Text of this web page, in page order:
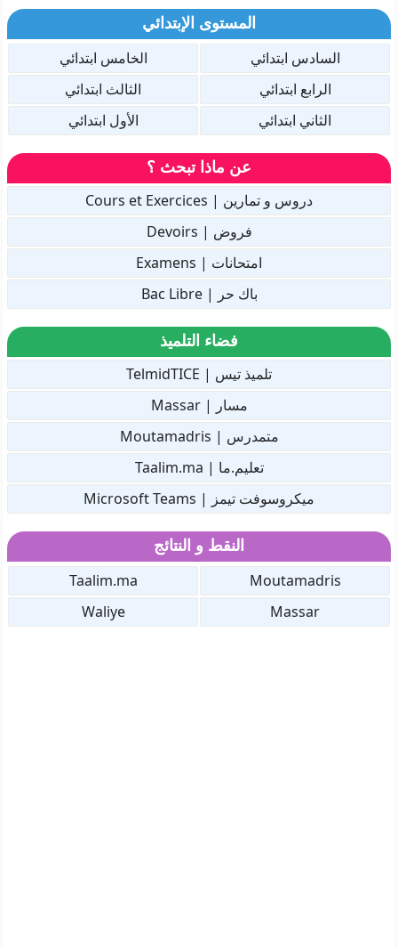
المستوى الإبتدائي
السادس ابتدائي
الخامس ابتدائي
الرابع ابتدائي
الثالث ابتدائي
الثاني ابتدائي
الأول ابتدائي
عن ماذا تبحث ؟
دروس و تمارين | Cours et Exercices
فروض | Devoirs
امتحانات | Examens
باك حر | Bac Libre
فضاء التلميذ
تلميذ تيس | TelmidTICE
مسار | Massar
متمدرس | Moutamadris
تعليم.ما | Taalim.ma
ميكروسوفت تيمز | Microsoft Teams
النقط و النتائج
Moutamadris
Taalim.ma
Massar
Waliye